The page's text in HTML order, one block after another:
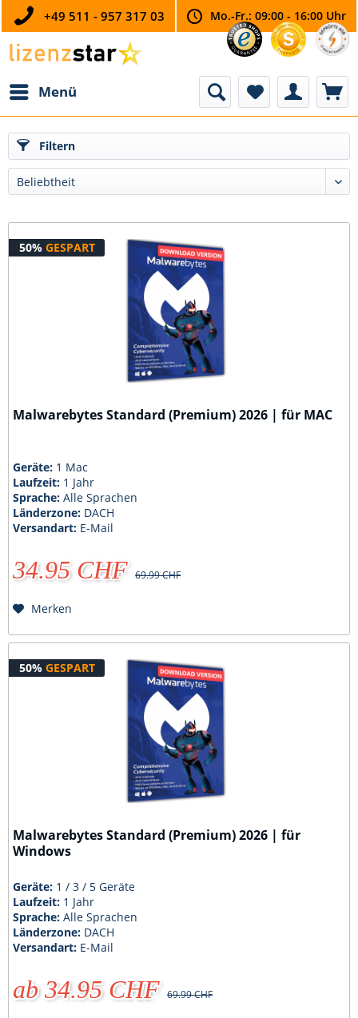
+49 511 - 957 317 03 Mo.-Fr.: 09:00 - 16:00 Uhr
Menü
Filtern
50% GESPART
Malwarebytes Standard (Premium) 2026 | für MAC
Geräte: 1 Mac
Laufzeit: 1 Jahr
Sprache:Alle Sprachen
Länderzone: DACH
Versandart: E-Mail
34.95 CHF 69.99 CHF
Merken
50% GESPART
Malwarebytes Standard (Premium) 2026 | für
Windows
Geräte: 1 / 3 / 5 Geräte
Laufzeit: 1 Jahr
Sprache:Alle Sprachen
Länderzone: DACH
Versandart: E-Mail
ab 34.95 CHF 69.99 CHF